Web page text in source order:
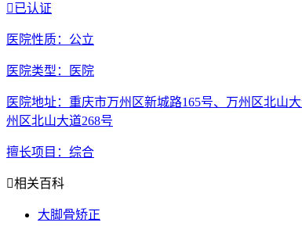
已认证
医院性质：公立
医院类型 ：医院
医院地址：重庆市万州区新城路165号、万州区北山
州区北山大道268号
擅长项目 ：综合
相关百科
大脚骨矫正